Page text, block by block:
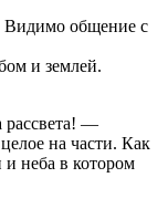
Видимо общение с
и землей.
рассвета! —
на части. Как
и неба в котором